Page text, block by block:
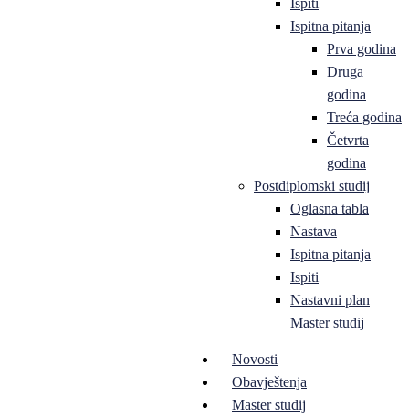
Ispiti
Ispitna pitanja
Prva godina
Druga
godina
Treća godina
Četvrta
godina
Postdiplomski studij
Oglasna tabla
Nastava
Ispitna pitanja
Ispiti
Nastavni plan
Master studij
Novosti
Obavještenja
Master studij